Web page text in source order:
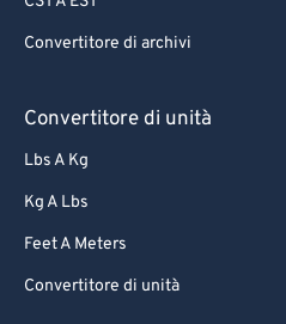
Convertitore di archivi
Convertitore di unità
Lbs A Kg
Kg A Lbs
Feet A Meters
Convertitore di unità